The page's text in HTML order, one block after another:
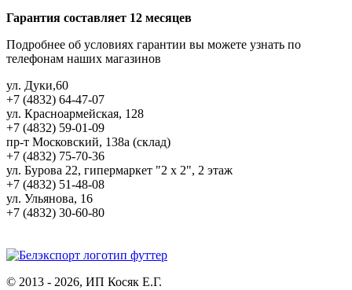
Гарантия составляет 12 месяцев
Подробнее об условиях гарантии вы можете узнать по
телефонам наших магазинов
ул. Дуки,60
+7 (4832) 64-47-07
ул. Красноармейская, 128
+7 (4832) 59-01-09
пр-т Московский, 138а (склад)
+7 (4832) 75-70-36
ул. Бурова 22, гипермаркет "2 х 2", 2 этаж
+7 (4832) 51-48-08
ул. Ульянова, 16
+7 (4832) 30-60-80
© 2013 - 2026, ИП Косяк Е.Г.